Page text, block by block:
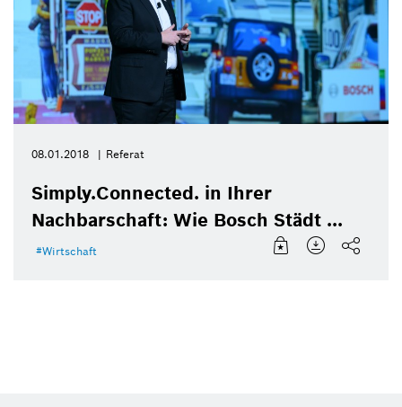
08.01.2018 Referat
Simply.Connected. in Ihrer
Nachbarschaft: Wie Bosch Städt ...
Wirtschaft